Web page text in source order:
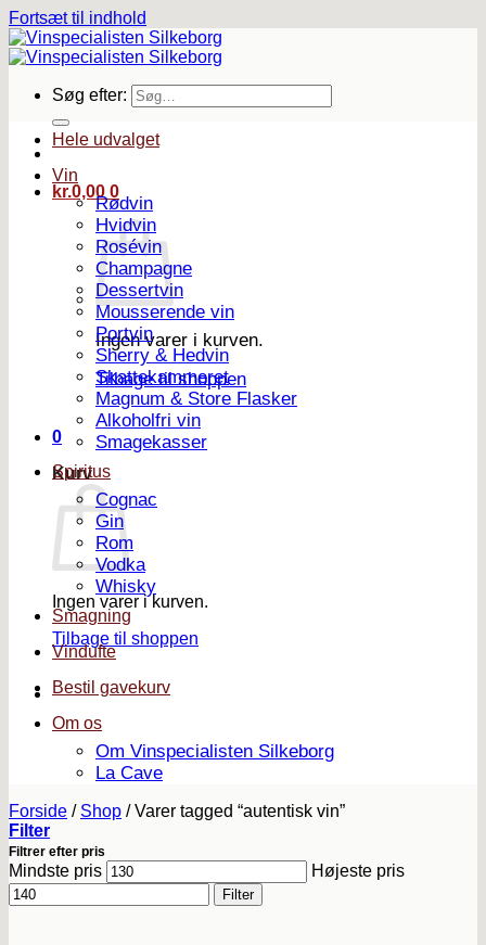
Fortsæt til indhold
Søg efter:
kr.0,00 0
Ingen varer i kurven.
Tilbage til shoppen
0
Kurv
Ingen varer i kurven.
Tilbage til shoppen
Hele udvalget
Vin
Rødvin
Hvidvin
Rosévin
Champagne
Dessertvin
Mousserende vin
Portvin
Sherry & Hedvin
Skattekammeret
Magnum & Store Flasker
Alkoholfri vin
Smagekasser
Spiritus
Cognac
Gin
Rom
Vodka
Whisky
Smagning
Vindufte
Bestil gavekurv
Om os
Om Vinspecialisten Silkeborg
La Cave
Forside / Shop /Varer tagged “autentisk vin”
Filter
Filtrer efter pris
Mindste pris Højeste pris
Filter